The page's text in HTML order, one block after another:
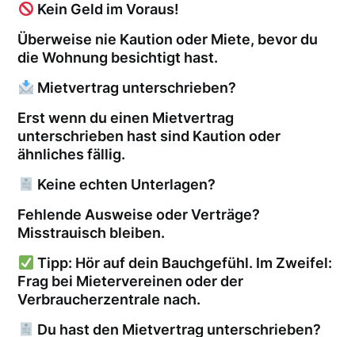
Kein Geld im Voraus!
Überweise nie Kaution oder Miete, bevor du
die Wohnung besichtigt hast.
Mietvertrag unterschrieben?
Erst wenn du einen Mietvertrag
unterschrieben hast sind Kaution oder
ähnliches fällig.
Keine echten Unterlagen?
Fehlende Ausweise oder Verträge?
Misstrauisch bleiben.
Tipp: Hör auf dein Bauchgefühl. Im Zweifel:
Frag bei Mietervereinen oder der
Verbraucherzentrale nach.
Du hast den Mietvertrag unterschrieben?